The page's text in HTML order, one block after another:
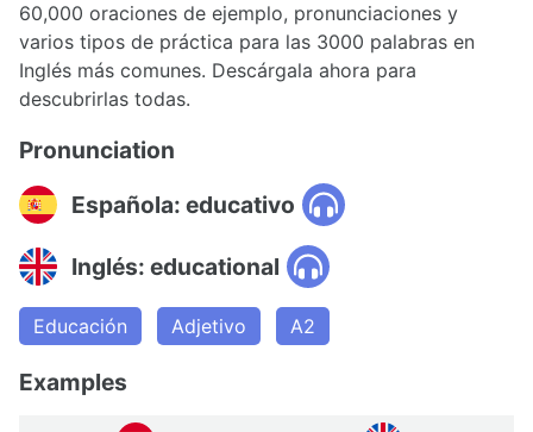
60,000 oraciones de ejemplo, pronunciaciones y
varios tipos de práctica para las 3000 palabras en
Inglés más comunes. Descárgala ahora para
descubrirlas todas.
Pronunciation
Española: educativo
Inglés: educational
Educación Adjetivo A2
Examples